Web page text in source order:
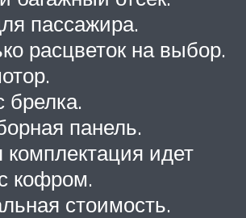
пассажира.
расцветок на выбор.
брелка.
панель.
комплектация идет
кофром.
стоимость.